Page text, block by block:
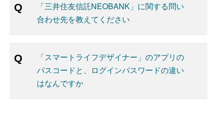
「三井住友信託NEOBANK」に関する問い
合わせ先を教えてください
「スマートライフデザイナー」のアプリの
パスコードと、ログインパスワードの違い
はなんですか